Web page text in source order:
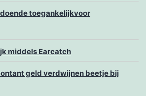
toegankelijkvoor
middels Earcatch
geld verdwijnen beetje bij